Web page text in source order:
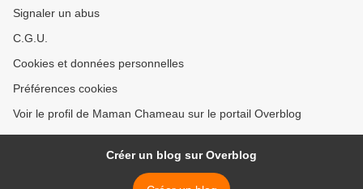
Signaler un abus
C.G.U.
Cookies et données personnelles
Préférences cookies
Voir le profil de Maman Chameau sur le portail Overblog
Créer un blog sur Overblog